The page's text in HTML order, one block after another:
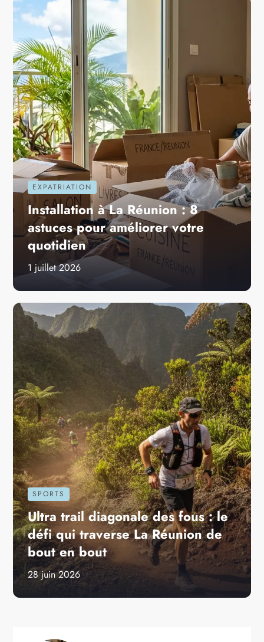
EXPATRIATION
Installation à La Réunion : 8
astuces pour améliorer votre
quotidien
1 juillet 2026
SPORTS
Ultra trail diagonale des fous : le
défi qui traverse La Réunion de
bout en bout
28 juin 2026